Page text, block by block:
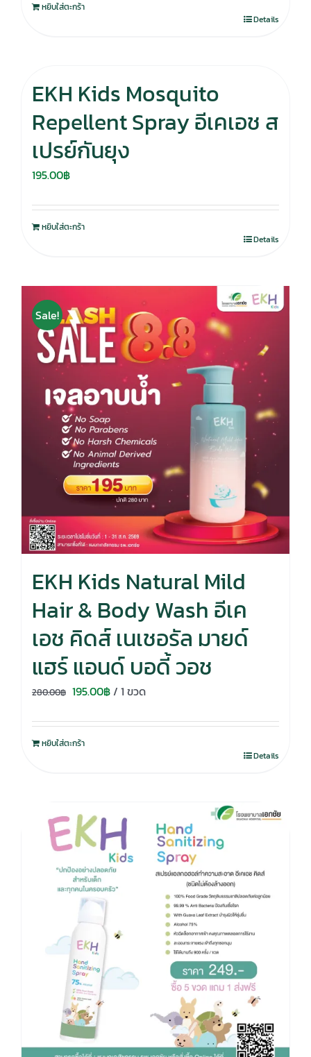
หยิบใส่ตะกร้า
Details
EKH Kids Mosquito
Repellent Spray อีเคเอช ส
เปรย์กันยุง
195.00฿
หยิบใส่ตะกร้า
Details
Sale!
EKH Kids Natural Mild
Hair & Body Wash อีเค
เอช คิดส์ เนเชอรัล มายด์
แฮร์ แอนด์ บอดี้ วอช
280.00฿ Original
was:
280.00฿.
195.00฿Current
is:
/ 1 ขวด
หยิบใส่ตะกร้า
Details